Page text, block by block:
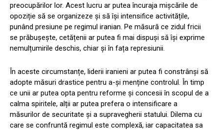
preocupărilor lor. Acest lucru ar putea încuraja mișcările de
opoziție să se organizeze și să își intensifice activitățile,
punând presiune pe regimul iranian. Pe măsură ce zidul fricii
se prăbușește, cetățenii ar putea fi mai dispuși să își exprime
nemulțumirile deschis, chiar și în fața represiunii.
În aceste circumstanțe, liderii iranieni ar putea fi constrânși să
adopte măsuri drastice pentru a-și menține controlul. În timp
ce unii ar putea opta pentru reforme și concesii în scopul de a
calma spiritele, alții ar putea prefera o intensificare a
măsurilor de securitate și a supravegherii statului. Dilema cu
care se confruntă regimul este complexă, iar capacitatea sa